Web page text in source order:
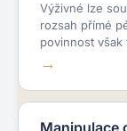
Výživné lze
rozsah přímé
povinnost však
Manipulace